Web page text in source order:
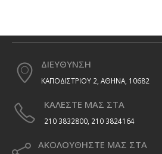
ΔΙΕΥΘΥΝΣΗ
ΚΑΠΟΔΙΣΤΡΙΟΥ 2, ΑΘΗΝΑ, 10682
ΚΑΛΕΣΤΕ ΜΑΣ ΣΤΑ
210 3832800, 210 3824164
ΑΚΟΛΟΥΘΗΣΤΕ ΜΑΣ ΣΤΑ